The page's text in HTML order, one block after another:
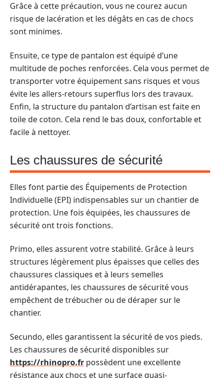
Grâce à cette précaution, vous ne courez aucun
risque de lacération et les dégâts en cas de chocs
sont minimes.
Ensuite, ce type de pantalon est équipé d’une
multitude de poches renforcées. Cela vous permet de
transporter votre équipement sans risques et vous
évite les allers-retours superflus lors des travaux.
Enfin, la structure du pantalon d’artisan est faite en
toile de coton. Cela rend le bas doux, confortable et
facile à nettoyer.
Les chaussures de sécurité
Elles font partie des Équipements de Protection
Individuelle (EPI) indispensables sur un chantier de
protection. Une fois équipées, les chaussures de
sécurité ont trois fonctions.
Primo, elles assurent votre stabilité. Grâce à leurs
structures légèrement plus épaisses que celles des
chaussures classiques et à leurs semelles
antidérapantes, les chaussures de sécurité vous
empêchent de trébucher ou de déraper sur le
chantier.
Secundo, elles garantissent la sécurité de vos pieds.
Les chaussures de sécurité disponibles sur
https://rhinopro.fr possèdent une excellente
résistance aux chocs et une surface quasi-